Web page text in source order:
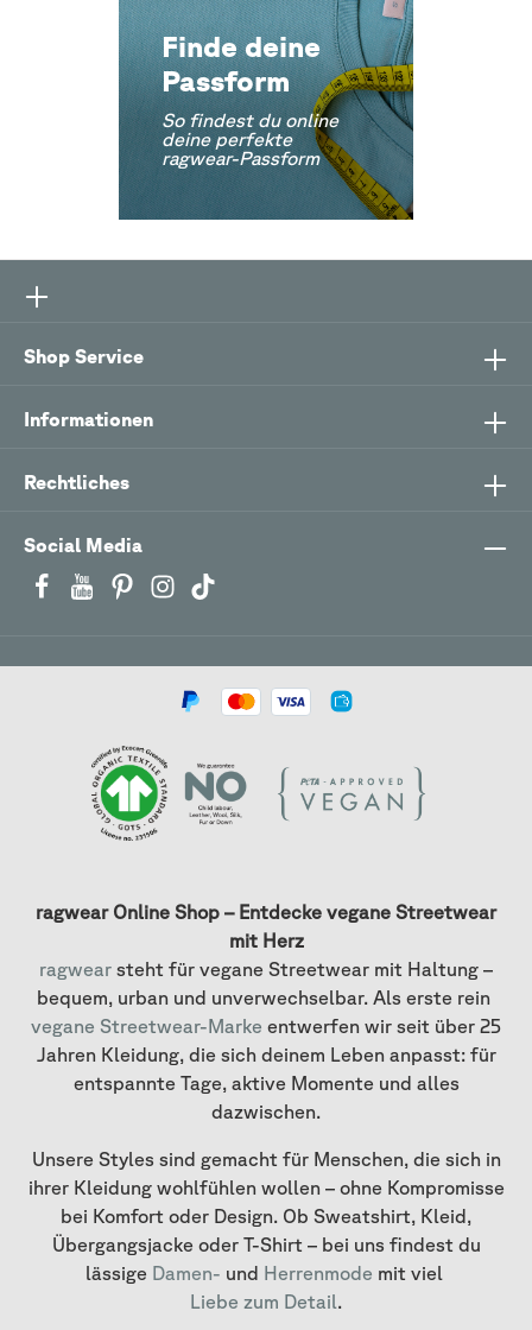
Finde deine
Passform
So findest du online
deine perfekte
ragwear-Passform
Social Media
Shop Service
Informationen
Rechtliches
ragwear Online Shop – Entdecke vegane Streetwear
mit Herz
ragwear steht für vegane Streetwear mit Haltung –
bequem, urban und unverwechselbar. Als erste rein
vegane Streetwear-Marke entwerfen wir seit über 25
Jahren Kleidung, die sich deinem Leben anpasst: für
entspannte Tage, aktive Momente und alles
dazwischen.
Unsere Styles sind gemacht für Menschen, die sich in
ihrer Kleidung wohlfühlen wollen – ohne Kompromisse
bei Komfort oder Design. Ob Sweatshirt, Kleid,
Übergangsjacke oder T-Shirt – bei uns findest du
lässige Damen- und Herrenmode mit viel
Liebe zum Detail.